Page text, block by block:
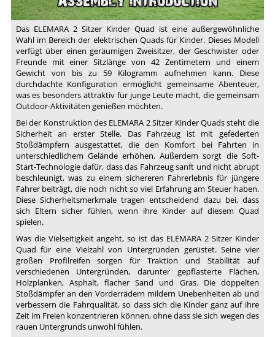
Instruction
Vedio
Das ELEMARA 2 Sitzer Kinder Quad ist eine außergewöhnliche
Wahl im Bereich der elektrischen Quads für Kinder. Dieses Modell
verfügt über einen geräumigen Zweisitzer, der Geschwister oder
Freunde mit einer Sitzlänge von 42 Zentimetern und einem
Gewicht von bis zu 59 Kilogramm aufnehmen kann. Diese
durchdachte Konfiguration ermöglicht gemeinsame Abenteuer,
was es besonders attraktiv für junge Leute macht, die gemeinsam
Outdoor-Aktivitäten genießen möchten.
Bei der Konstruktion des ELEMARA 2 Sitzer Kinder Quads steht die
Sicherheit an erster Stelle. Das Fahrzeug ist mit gefederten
Stoßdämpfern ausgestattet, die den Komfort bei Fahrten in
unterschiedlichem Gelände erhöhen. Außerdem sorgt die Soft-
Start-Technologie dafür, dass das Fahrzeug sanft und nicht abrupt
beschleunigt, was zu einem sichereren Fahrerlebnis für jüngere
Fahrer beiträgt, die noch nicht so viel Erfahrung am Steuer haben.
Diese Sicherheitsmerkmale tragen entscheidend dazu bei, dass
sich Eltern sicher fühlen, wenn ihre Kinder auf diesem Quad
spielen.
Was die Vielseitigkeit angeht, so ist das ELEMARA 2 Sitzer Kinder
Quad für eine Vielzahl von Untergründen gerüstet. Seine vier
großen Profilreifen sorgen für Traktion und Stabilität auf
verschiedenen Untergründen, darunter gepflasterte Flächen,
Holzplanken, Asphalt, flacher Sand und Gras. Die doppelten
Stoßdämpfer an den Vorderrädern mildern Unebenheiten ab und
verbessern die Fahrqualität, so dass sich die Kinder ganz auf ihre
Zeit im Freien konzentrieren können, ohne dass sie sich wegen des
rauen Untergrunds unwohl fühlen.